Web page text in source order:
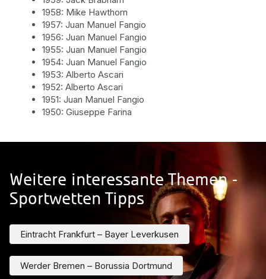
1958: Mike Hawthorn
1957: Juan Manuel Fangio
1956: Juan Manuel Fangio
1955: Juan Manuel Fangio
1954: Juan Manuel Fangio
1953: Alberto Ascari
1952: Alberto Ascari
1951: Juan Manuel Fangio
1950: Giuseppe Farina
Weitere interessante Themen -
Sportwetten Tipps
Eintracht Frankfurt – Bayer Leverkusen
Werder Bremen – Borussia Dortmund